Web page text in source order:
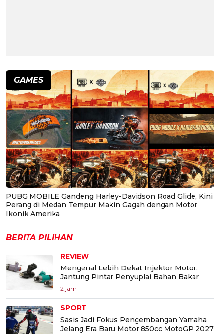
GAMES
PUBG MOBILE Gandeng Harley-Davidson Road Glide, Kini
Perang di Medan Tempur Makin Gagah dengan Motor
Ikonik Amerika
BERITA PILIHAN
REVIEW
Mengenal Lebih Dekat Injektor Motor:
Jantung Pintar Penyuplai Bahan Bakar
2 jam
SPORT
Sasis Jadi Fokus Pengembangan Yamaha
Jelang Era Baru Motor 850cc MotoGP 2027